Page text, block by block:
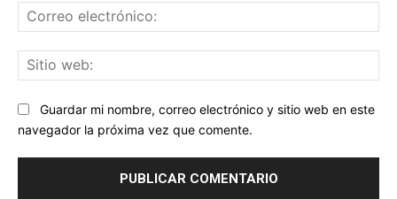
Guardar mi nombre, correo electrónico y sitio web en este
navegador la próxima vez que comente.